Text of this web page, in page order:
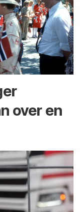
over en